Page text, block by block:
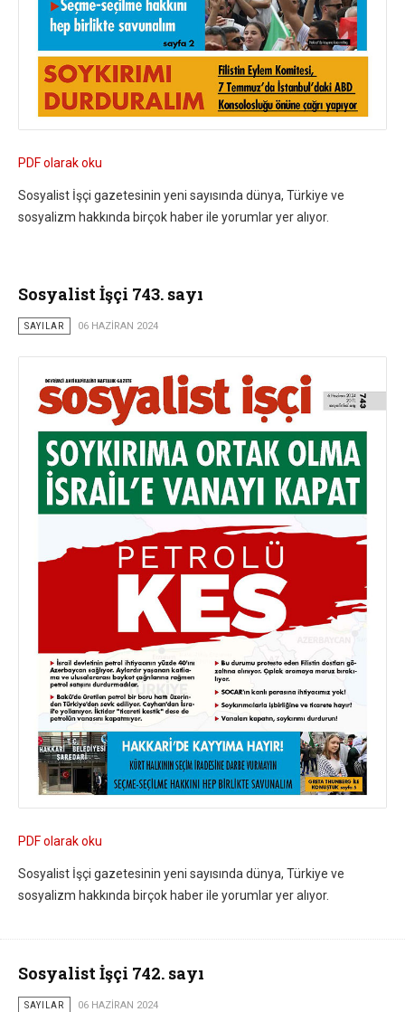
PDF olarak oku
Sosyalist İşçi gazetesinin yeni sayısında dünya, Türkiye ve
sosyalizm hakkında birçok haber ile yorumlar yer alıyor.
Sosyalist İşçi 743. sayı
SAYILAR 06 HAZIRAN 2024
PDF olarak oku
Sosyalist İşçi gazetesinin yeni sayısında dünya, Türkiye ve
sosyalizm hakkında birçok haber ile yorumlar yer alıyor.
Sosyalist İşçi 742. sayı
SAYILAR 06 HAZIRAN 2024